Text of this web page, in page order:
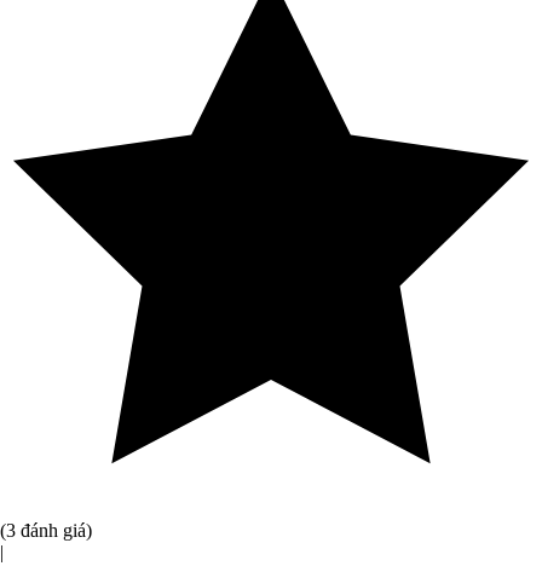
(3 đánh giá)
|